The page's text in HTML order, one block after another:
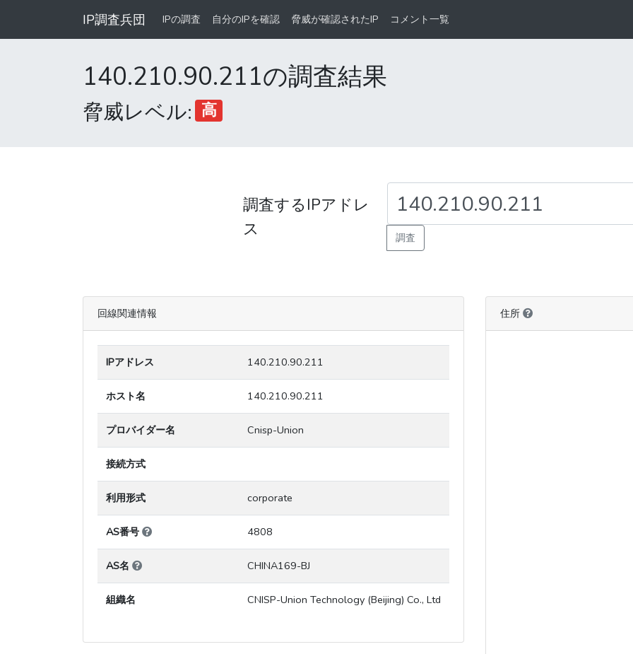
IP調査兵団 IPの調査 自分のIPを確認 脅威が確認されたIP コメント一覧
140.210.90.211の調査結果
脅威レベル: 高
調査するIPアドレ
ス
調査
回線関連情報
IPアドレス 140.210.90.211
ホスト名 140.210.90.211
プロバイダー名 Cnisp-Union
接続方式
利用形式 corporate
AS番号 4808
AS名 CHINA169-BJ
組織名 CNISP-Union Technology (Beijing) Co., Ltd
住所